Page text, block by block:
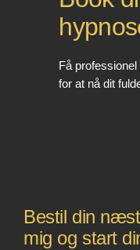
Få
for at nå dit
Bestil din
mig og start